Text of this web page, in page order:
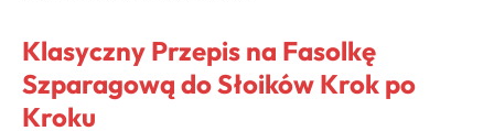
Klasyczny Przepis na Fasolkę
Szparagową do Słoików Krok po
Kroku